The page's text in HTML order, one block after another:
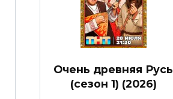
Очень древняя Русь
(сезон 1) (2026)